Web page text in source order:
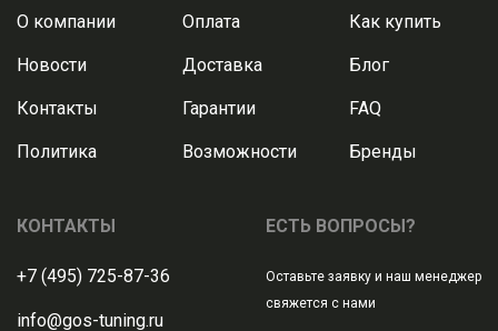
О компании
Новости
Контакты
Политика
Оплата
Доставка
Гарантии
Возможности
Как купить
Блог
FAQ
Бренды
КОНТАКТЫ
+7 (495) 725-87-36
info@gos-tuning.ru
ЕСТЬ ВОПРОСЫ?
Оставьте заявку и наш менеджер
свяжется с нами